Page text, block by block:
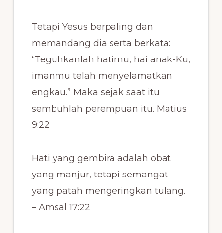
Tetapi Yesus berpaling dan
memandang dia serta berkata:
“Teguhkanlah hatimu, hai anak-Ku,
imanmu telah menyelamatkan
engkau.” Maka sejak saat itu
sembuhlah perempuan itu. Matius
9:22
Hati yang gembira adalah obat
yang manjur, tetapi semangat
yang patah mengeringkan tulang.
– Amsal 17:22